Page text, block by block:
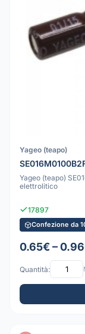
Yageo (teapo)
Yageo (teapo)
elettrolitico
17897
Confezione da
0.65€ –
Quantità: